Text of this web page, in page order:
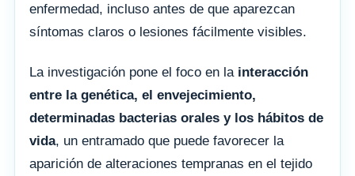
enfermedad, incluso antes de que aparezcan
síntomas claros o lesiones fácilmente visibles.
La investigación pone el foco en la interacción
entre la genética, el envejecimiento,
determinadas bacterias orales y los hábitos de
vida, un entramado que puede favorecer la
aparición de alteraciones tempranas en el tejido